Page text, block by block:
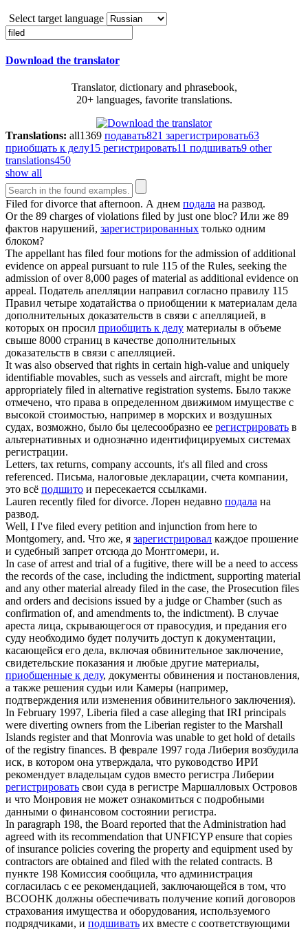
Select target language
Download the translator
Translator, dictionary and phrasebook,
20+ languages, favorite translations.
Translations: all1369 подавать821 зарегистрировать63
приобщать к делу15 регистрировать11 подшивать9 other
translations450
show all
Filed for divorce that afternoon. А днем подала на развод.
Or the 89 charges of violations filed by just one bloc? Или же 89
фактов нарушений, зарегистрированных только одним
блоком?
The appellant has filed four motions for the admission of additional
evidence on appeal pursuant to rule 115 of the Rules, seeking the
admission of over 8,000 pages of material as additional evidence on
appeal. Податель апелляции направил согласно правилу 115
Правил четыре ходатайства о приобщении к материалам дела
дополнительных доказательств в связи с апелляцией, в
которых он просил приобщить к делу материалы в объеме
свыше 8000 страниц в качестве дополнительных
доказательств в связи с апелляцией.
It was also observed that rights in certain high-value and uniquely
identifiable movables, such as vessels and aircraft, might be more
appropriately filed in alternative registration systems. Было также
отмечено, что права в определенном движимом имуществе с
высокой стоимостью, например в морских и воздушных
судах, возможно, было бы целесообразно ее регистрировать в
альтернативных и однозначно идентифицируемых системах
регистрации.
Letters, tax returns, company accounts, it's all filed and cross
referenced. Письма, налоговые декларации, счета компании,
это всё подшито и пересекается ссылками.
Lauren recently filed for divorce. Лорен недавно подала на
развод.
Well, I I've filed every petition and injunction from here to
Montgomery, and. Что же, я зарегистрировал каждое прошение
и судебный запрет отсюда до Монтгомери, и.
In case of arrest and trial of a fugitive, there will be a need to access
the records of the case, including the indictment, supporting material
and any other material already filed in the case, the Prosecution files
and orders and decisions issued by a judge or Chamber (such as
confirmation of, and amendments to, the indictment). В случае
ареста лица, скрывающегося от правосудия, и предания его
суду необходимо будет получить доступ к документации,
касающейся его дела, включая обвинительное заключение,
свидетельские показания и любые другие материалы,
приобщенные к делу, документы обвинения и постановления,
а также решения судьи или Камеры (например,
подтверждения или изменения обвинительного заключения).
In February 1997, Liberia filed a case alleging that IRI principals
were diverting owners from the Liberian register to the Marshall
Islands register and that Monrovia was unable to get hold of details
of the registry finances. В феврале 1997 года Либерия возбудила
иск, в котором она утверждала, что руководство ИРИ
рекомендует владельцам судов вместо регистра Либерии
регистрировать свои суда в регистре Маршалловых Островов
и что Монровия не может ознакомиться с подробными
данными о финансовом состоянии регистра.
In paragraph 198, the Board reported that the Administration had
agreed with its recommendation that UNFICYP ensure that copies
of insurance policies covering the property and equipment used by
contractors are obtained and filed with the related contracts. В
пункте 198 Комиссия сообщила, что администрация
согласилась с ее рекомендацией, заключающейся в том, что
ВСООНК должны обеспечивать получение копий договоров
страхования имущества и оборудования, используемого
подрядчиками, и подшивать их вместе с соответствующими